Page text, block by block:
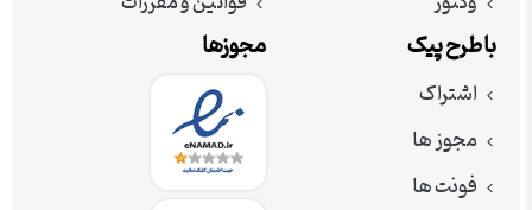
با طرح پیک
اشتراک
مجوز ها
فونت ها
مجوزها